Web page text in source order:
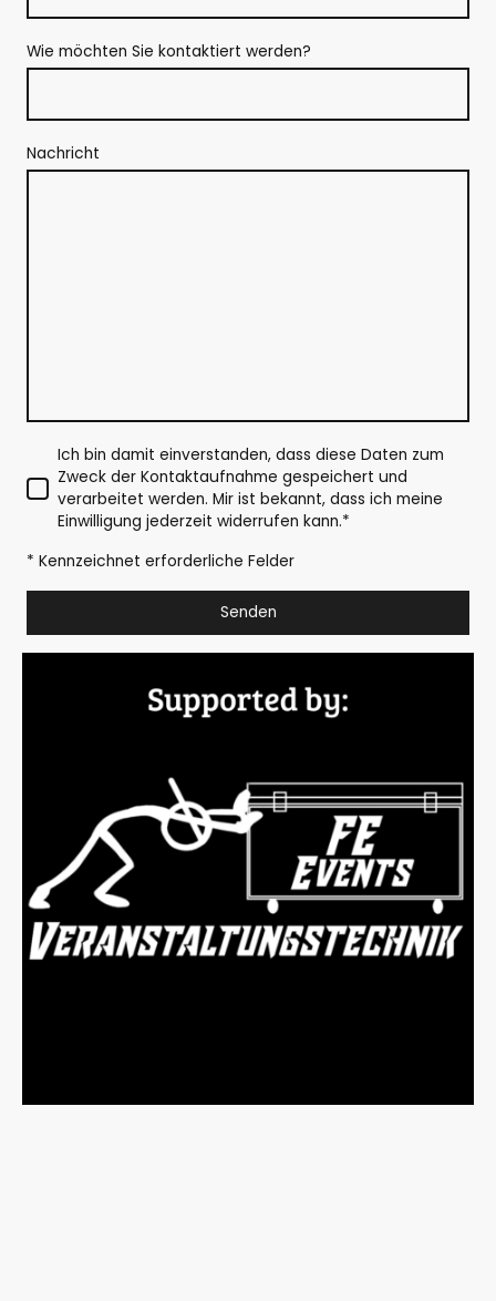
Wie möchten Sie kontaktiert werden?
Nachricht
Ich bin damit einverstanden, dass diese Daten zum
Zweck der Kontaktaufnahme gespeichert und
verarbeitet werden. Mir ist bekannt, dass ich meine
Einwilligung jederzeit widerrufen kann.*
* Kennzeichnet erforderliche Felder
Senden